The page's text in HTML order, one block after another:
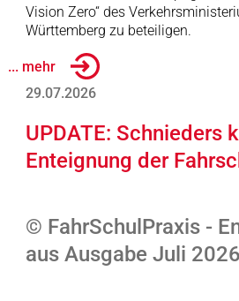
Vision Zero“ des
Württemberg zu beteiligen.
... mehr
29.07.2026
UPDATE: Schnieders
Enteignung der
© FahrSchulPraxis -
aus Ausgabe Juli